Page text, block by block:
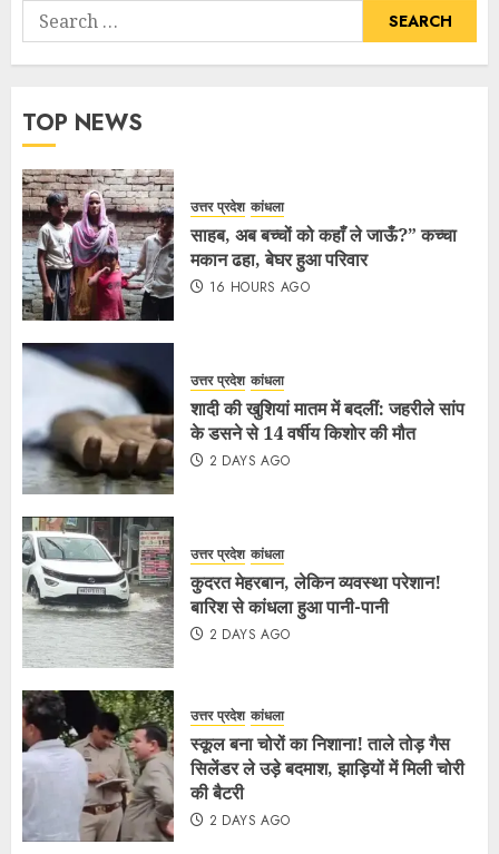
TOP NEWS
उत्तर प्रदेश कांधला
साहब, अब बच्चों को कहाँ ले जाऊँ?” कच्चा
मकान ढहा, बेघर हुआ परिवार
16 HOURS AGO
उत्तर प्रदेश कांधला
शादी की खुशियां मातम में बदलीं: जहरीले सांप
के डसने से 14 वर्षीय किशोर की मौत
2 DAYS AGO
उत्तर प्रदेश कांधला
कुदरत मेहरबान, लेकिन व्यवस्था परेशान!
बारिश से कांधला हुआ पानी-पानी
2 DAYS AGO
उत्तर प्रदेश कांधला
स्कूल बना चोरों का निशाना! ताले तोड़ गैस
सिलेंडर ले उड़े बदमाश, झाड़ियों में मिली चोरी
की बैटरी
2 DAYS AGO